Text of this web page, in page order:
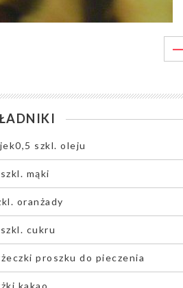
szkl. oleju
mąki
oranżady
cukru
proszku do pieczenia